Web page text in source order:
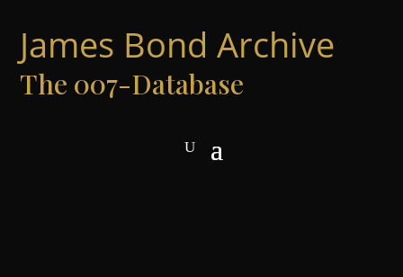
James Bond Archive
The 007-Database